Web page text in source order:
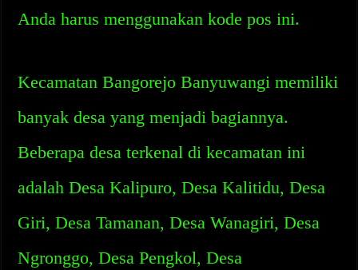
Anda harus menggunakan kode pos ini.
Kecamatan Bangorejo Banyuwangi memiliki
banyak desa yang menjadi bagiannya.
Beberapa desa terkenal di kecamatan ini
adalah Desa Kalipuro, Desa Kalitidu, Desa
Giri, Desa Tamanan, Desa Wanagiri, Desa
Ngronggo, Desa Pengkol, Desa